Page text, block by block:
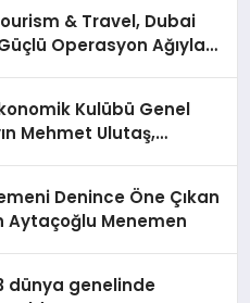
& Travel, Dubai
Operasyon Ağıyla
Kulübü Genel
Mehmet Ulutaş,
Denince Öne Çıkan
Aytaçoğlu Menemen
dünya genelinde